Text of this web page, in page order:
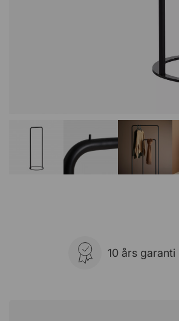
10 års garanti